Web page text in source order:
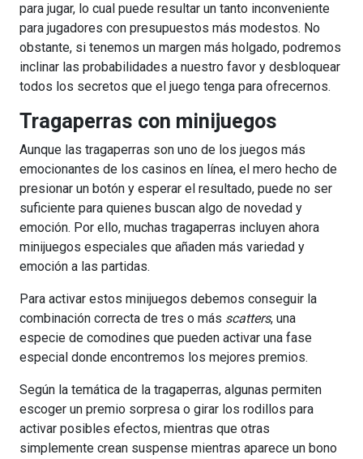
para jugar, lo cual puede resultar un tanto inconveniente
para jugadores con presupuestos más modestos. No
obstante, si tenemos un margen más holgado, podremos
inclinar las probabilidades a nuestro favor y desbloquear
todos los secretos que el juego tenga para ofrecernos.
Tragaperras con minijuegos
Aunque las tragaperras son uno de los juegos más
emocionantes de los casinos en línea, el mero hecho de
presionar un botón y esperar el resultado, puede no ser
suficiente para quienes buscan algo de novedad y
emoción. Por ello, muchas tragaperras incluyen ahora
minijuegos especiales que añaden más variedad y
emoción a las partidas.
Para activar estos minijuegos debemos conseguir la
combinación correcta de tres o más scatters, una
especie de comodines que pueden activar una fase
especial donde encontremos los mejores premios.
Según la temática de la tragaperras, algunas permiten
escoger un premio sorpresa o girar los rodillos para
activar posibles efectos, mientras que otras
simplemente crean suspense mientras aparece un bono